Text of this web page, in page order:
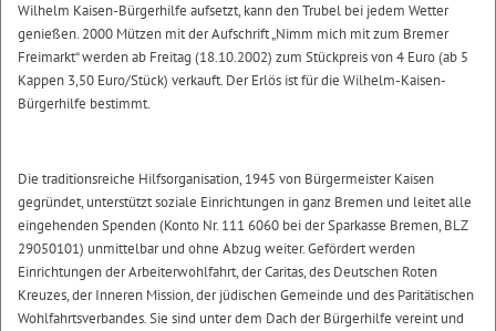
Wilhelm Kaisen-Bürgerhilfe aufsetzt, kann den Trubel bei jedem Wetter
genießen. 2000 Mützen mit der Aufschrift „Nimm mich mit zum Bremer
Freimarkt“ werden ab Freitag (18.10.2002) zum Stückpreis von 4 Euro (ab 5
Kappen 3,50 Euro/Stück) verkauft. Der Erlös ist für die Wilhelm-Kaisen-
Bürgerhilfe bestimmt.
Die traditionsreiche Hilfsorganisation, 1945 von Bürgermeister Kaisen
gegründet, unterstützt soziale Einrichtungen in ganz Bremen und leitet alle
eingehenden Spenden (Konto Nr. 111 6060 bei der Sparkasse Bremen, BLZ
29050101) unmittelbar und ohne Abzug weiter. Gefördert werden
Einrichtungen der Arbeiterwohlfahrt, der Caritas, des Deutschen Roten
Kreuzes, der Inneren Mission, der jüdischen Gemeinde und des Paritätischen
Wohlfahrtsverbandes. Sie sind unter dem Dach der Bürgerhilfe vereint und